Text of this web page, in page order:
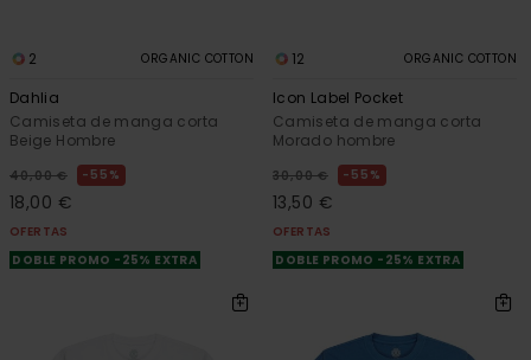
2 ORGANIC COTTON
Dahlia
Camiseta de manga corta
Beige Hombre
40,00 € 55%
18,00 €
OFERTAS
DOBLE PROMO -25% EXTRA
12 ORGANIC COTTON
Icon Label Pocket
Camiseta de manga corta
Morado hombre
30,00 € 55%
13,50 €
OFERTAS
DOBLE PROMO -25% EXTRA